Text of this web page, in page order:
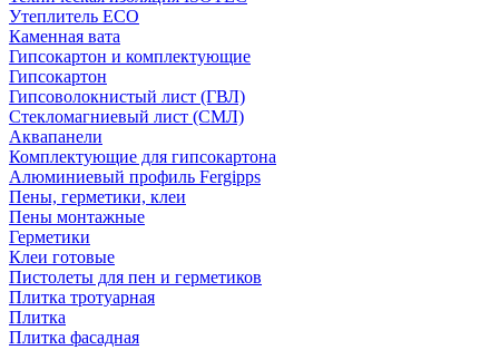
Утеплитель ECO
Каменная вата
Гипсокартон и комплектующие
Гипсокартон
Гипсоволокнистый лист (ГВЛ)
Стекломагниевый лист (СМЛ)
Аквапанели
Комплектующие для гипсокартона
Алюминиевый профиль Fergipps
Пены, герметики, клеи
Пены монтажные
Герметики
Клеи готовые
Пистолеты для пен и герметиков
Плитка тротуарная
Плитка
Плитка фасадная